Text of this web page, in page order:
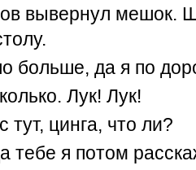
вывернул мешок.
больше, да я по
Лук! Лук!
тут, цинга, что ли?
тебе я потом